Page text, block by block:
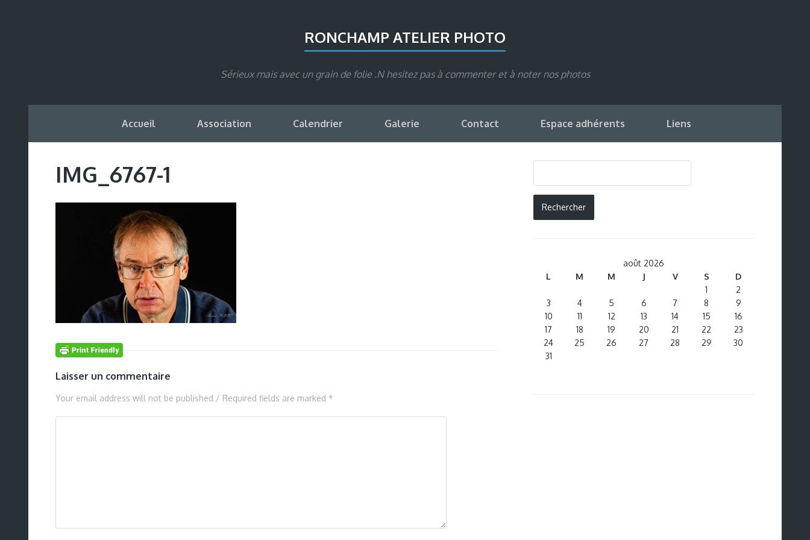
RONCHAMP ATELIER PHOTO
Sérieux mais avec un grain de folie .N hesitez pas à commenter et à noter nos photos
Accueil Association Calendrier Galerie Contact Espace adhérents Liens
IMG_6767-1
Laisser un commentaire
Your email address will not be published / Required fields are marked *
août 2026
L
M M J V S
D
1
2
3
4 5 6 7 8
9
10
11 12 13 14 15
16
17
18 19 20 21 22
23
24
25 26 27 28 29
30
31